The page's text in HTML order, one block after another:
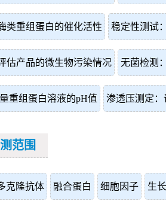
类重组蛋白的催化活性 稳定性测试
估产品的微生物污染情况 无菌检测
重组蛋白溶液的pH值 渗透压测定
范围
克隆抗体 融合蛋白 细胞因子 生